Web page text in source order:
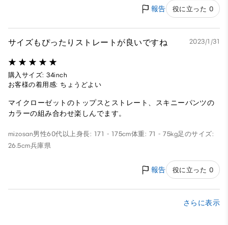
報告 役に立った 0
サイズもぴったりストレートが良いですね 2023/1/31
購入サイズ: 34inch
お客様の着用感: ちょうどよい
マイクローゼットのトップスとストレート、スキニーパンツの
カラーの組み合わせ楽しんでます。
mizosan男性60代以上身長: 171 - 175cm体重: 71 - 75kg足のサイズ:
26.5cm兵庫県
報告 役に立った 0
さらに表示